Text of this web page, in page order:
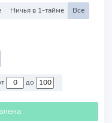
Ничья в 1-тайме Все
стоимостью от до